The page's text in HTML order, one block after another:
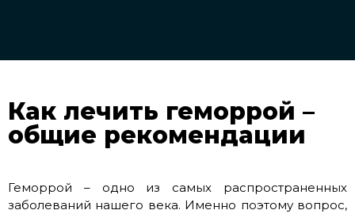
Как лечить геморрой –
общие рекомендации
Геморрой – одно из самых распространенных
заболеваний нашего века. Именно поэтому вопрос,